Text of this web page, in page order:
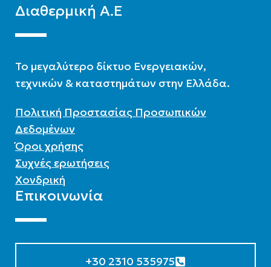
Διαθερμική Α.Ε
To μεγαλύτερο δίκτυο Ενεργειακών,
τεχνικών & καταστημάτων στην Ελλάδα.
Πολιτική Προστασίας Προσωπικών
Δεδομένων
Όροι χρήσης
Συχνές ερωτήσεις
Χονδρική
Επικοινωνία
+30 2310 535975